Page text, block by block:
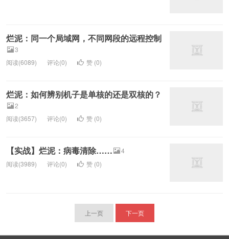
烂泥：同一个局域网，不同网段的远程控制
3
阅读(6089)
评论(0) 赞 (0)
烂泥：如何辨别机子是单核的还是双核的？
2
阅读(3657)
评论(0) 赞 (0)
【实战】烂泥：病毒清除……
4
阅读(3989)
评论(0) 赞 (0)
上一页 下一页